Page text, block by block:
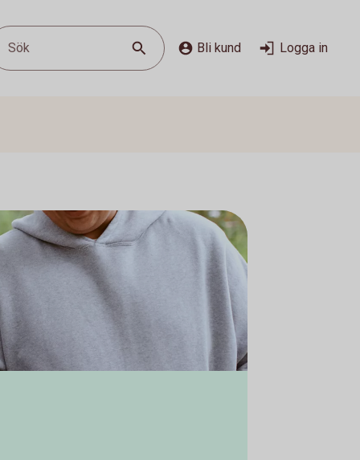
Sök Bli kund Logga in